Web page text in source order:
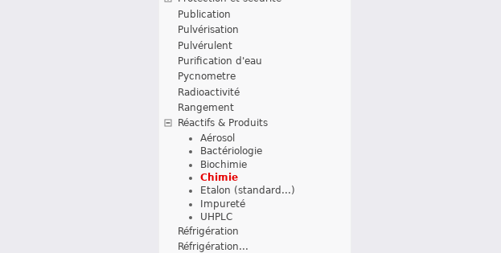
Publication
Pulvérisation
Pulvérulent
Purification d'eau
Pycnometre
Radioactivité
Rangement
Réactifs & Produits
Aérosol
Bactériologie
Biochimie
Chimie
Etalon (standard...)
Impureté
UHPLC
Réfrigération
Réfrigération...